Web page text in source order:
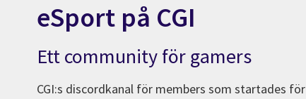
eSport på CGI
Ett community för gamers
CGI:s discordkanal för members som startades